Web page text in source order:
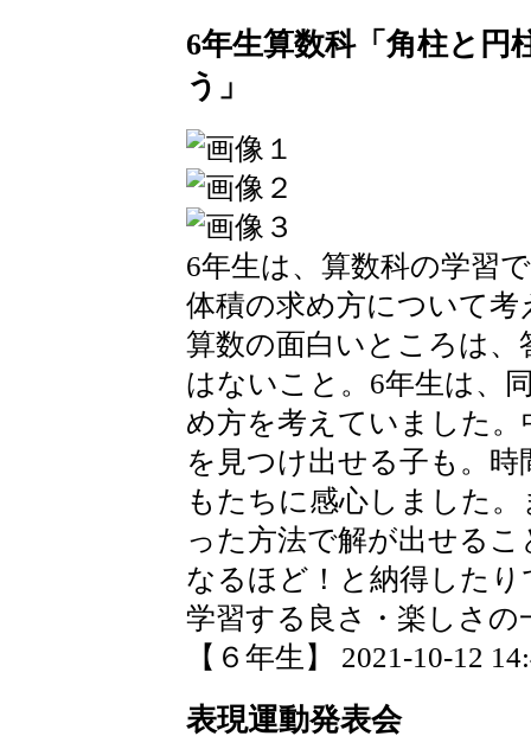
6年生算数科「角柱と円
う」
6年生は、算数科の学習
体積の求め方について考
算数の面白いところは
はないこと。6年生は、
め方を考えていました
を見つけ出せる子も。
もたちに感心しました
った方法で解が出せる
なるほど！と納得した
学習する良さ・楽しさの
【６年生】 2021-10-12
表現運動発表会